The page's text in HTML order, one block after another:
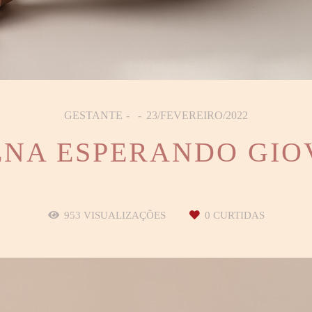
GESTANTE 23/FEVEREIRO/2022
ESPERANDO
953 VISUALIZAÇÕES 0 CURTIDAS